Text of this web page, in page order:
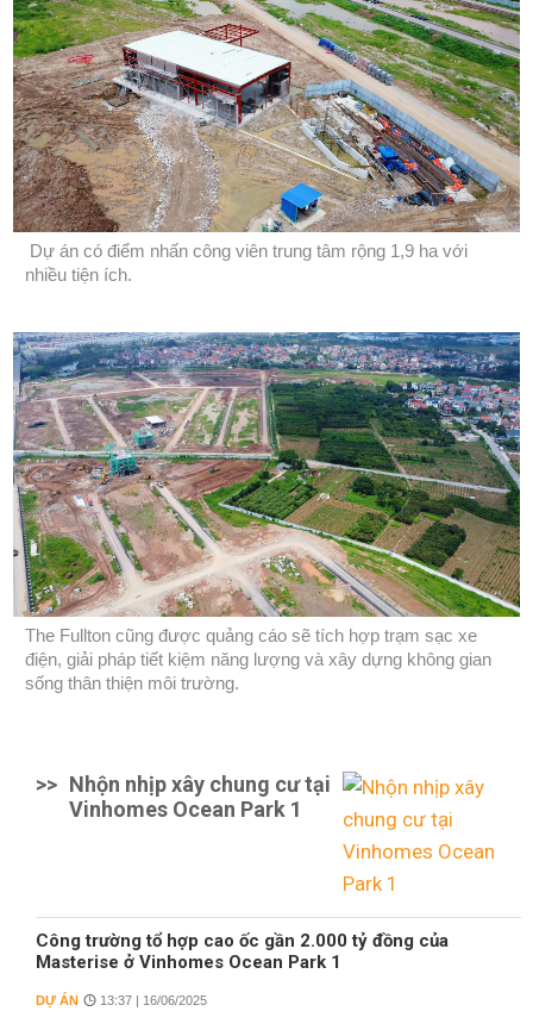
Dự án có điểm nhấn công viên trung tâm rộng 1,9 ha với
nhiều tiện ích.
The Fullton cũng được quảng cáo sẽ tích hợp trạm sạc xe
điện, giải pháp tiết kiệm năng lượng và xây dựng không gian
sống thân thiện môi trường.
>> Nhộn nhịp xây chung cư tại
Vinhomes Ocean Park 1
Công trường tổ hợp cao ốc gần 2.000 tỷ đồng của
Masterise ở Vinhomes Ocean Park 1
DỰ ÁN 13:37 | 16/06/2025